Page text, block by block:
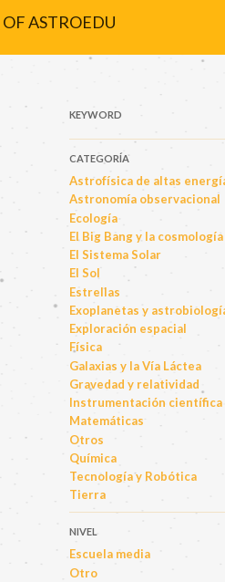
OF ASTROEDU
KEYWORD
CATEGORÍA
Astrofísica de altas
Astronomía observacional
Ecología
El Big Bang y la cosmología
El Sistema Solar
El Sol
Estrellas
Exoplanetas y
Exploración espacial
Física
Galaxias y la Vía Láctea
Gravedad y relatividad
Instrumentación científica
Matemáticas
Otros
Química
Tecnología y Robótica
Tierra
NIVEL
Escuela media
Otro